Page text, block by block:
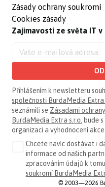
Zásady ochrany soukromí
Cookies zásady
Zajímavosti ze světa IT v
Přihlášením k newsletteru
společnosti BurdaMedia Extra
seznámili se Zásadami
BurdaMedia Extra s.r.o. bude
organizaci a vyhodnocení akce
Chcete navíc dostávat i
informace od našich
zpracováním údajů k
soukromí BurdaMedia
© 2003—2026